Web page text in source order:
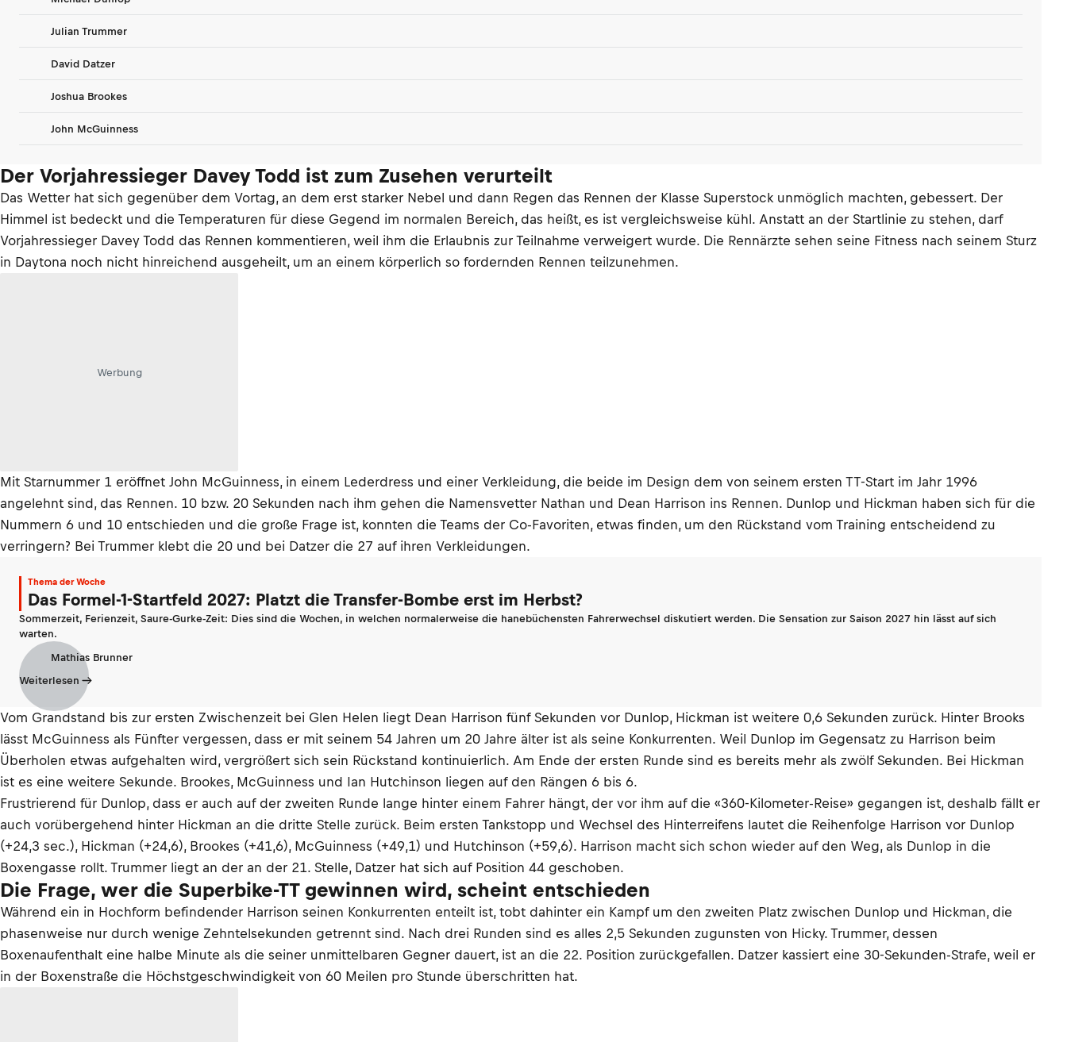
Julian Trummer
David Datzer
Joshua Brookes
John McGuinness
Der Vorjahressieger Davey Todd ist zum Zusehen verurteilt
Das Wetter hat sich gegenüber dem Vortag, an dem erst starker Nebel und dann Regen das Rennen der Klasse Superstock unmöglich machten, gebessert. Der
Himmel ist bedeckt und die Temperaturen für diese Gegend im normalen Bereich, das heißt, es ist vergleichsweise kühl. Anstatt an der Startlinie zu stehen, darf
Vorjahressieger Davey Todd das Rennen kommentieren, weil ihm die Erlaubnis zur Teilnahme verweigert wurde. Die Rennärzte sehen seine Fitness nach seinem Sturz
in Daytona noch nicht hinreichend ausgeheilt, um an einem körperlich so fordernden Rennen teilzunehmen.
Werbung
Mit Starnummer 1 eröffnet John McGuinness, in einem Lederdress und einer Verkleidung, die beide im Design dem von seinem ersten TT-Start im Jahr 1996
angelehnt sind, das Rennen. 10 bzw. 20 Sekunden nach ihm gehen die Namensvetter Nathan und Dean Harrison ins Rennen. Dunlop und Hickman haben sich für die
Nummern 6 und 10 entschieden und die große Frage ist, konnten die Teams der Co-Favoriten, etwas finden, um den Rückstand vom Training entscheidend zu
verringern? Bei Trummer klebt die 20 und bei Datzer die 27 auf ihren Verkleidungen.
Thema der Woche
Das Formel-1-Startfeld 2027: Platzt die Transfer-Bombe erst im Herbst?
Sommerzeit, Ferienzeit, Saure-Gurke-Zeit: Dies sind die Wochen, in welchen normalerweise die hanebüchensten Fahrerwechsel diskutiert werden. Die Sensation zur Saison 2027 hin lässt auf sich
warten.
Mathias Brunner
Weiterlesen
Vom Grandstand bis zur ersten Zwischenzeit bei Glen Helen liegt Dean Harrison fünf Sekunden vor Dunlop, Hickman ist weitere 0,6 Sekunden zurück. Hinter Brooks
lässt McGuinness als Fünfter vergessen, dass er mit seinem 54 Jahren um 20 Jahre älter ist als seine Konkurrenten. Weil Dunlop im Gegensatz zu Harrison beim
Überholen etwas aufgehalten wird, vergrößert sich sein Rückstand kontinuierlich. Am Ende der ersten Runde sind es bereits mehr als zwölf Sekunden. Bei Hickman
ist es eine weitere Sekunde. Brookes, McGuinness und Ian Hutchinson liegen auf den Rängen 6 bis 6.
Frustrierend für Dunlop, dass er auch auf der zweiten Runde lange hinter einem Fahrer hängt, der vor ihm auf die «360-Kilometer-Reise» gegangen ist, deshalb fällt er
auch vorübergehend hinter Hickman an die dritte Stelle zurück. Beim ersten Tankstopp und Wechsel des Hinterreifens lautet die Reihenfolge Harrison vor Dunlop
(+24,3 sec.), Hickman (+24,6), Brookes (+41,6), McGuinness (+49,1) und Hutchinson (+59,6). Harrison macht sich schon wieder auf den Weg, als Dunlop in die
Boxengasse rollt. Trummer liegt an der an der 21. Stelle, Datzer hat sich auf Position 44 geschoben.
Die Frage, wer die Superbike-TT gewinnen wird, scheint entschieden
Während ein in Hochform befindender Harrison seinen Konkurrenten enteilt ist, tobt dahinter ein Kampf um den zweiten Platz zwischen Dunlop und Hickman, die
phasenweise nur durch wenige Zehntelsekunden getrennt sind. Nach drei Runden sind es alles 2,5 Sekunden zugunsten von Hicky. Trummer, dessen
Boxenaufenthalt eine halbe Minute als die seiner unmittelbaren Gegner dauert, ist an die 22. Position zurückgefallen. Datzer kassiert eine 30-Sekunden-Strafe, weil er
in der Boxenstraße die Höchstgeschwindigkeit von 60 Meilen pro Stunde überschritten hat.